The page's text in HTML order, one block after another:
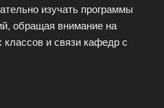
изучать программы
обращая внимание на
и связи кафедр с